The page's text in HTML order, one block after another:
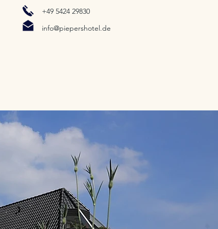
+49 5424 29830
info@piepershotel.de